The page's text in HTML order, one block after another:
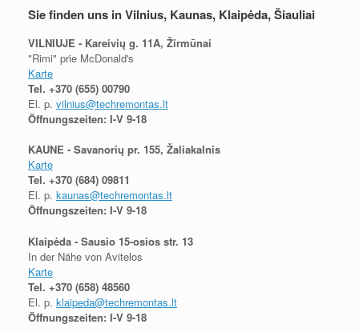
Sie finden uns in Vilnius, Kaunas, Klaipėda, Šiauliai
VILNIUJE - Kareivių g. 11A, Žirmūnai
"Rimi" prie McDonald's
Karte
Tel. +370 (655) 00790
El. p. vilnius@techremontas.lt
Öffnungszeiten: I-V 9-18
KAUNE - Savanorių pr. 155, Žaliakalnis
Karte
Tel. +370 (684) 09811
El. p. kaunas@techremontas.lt
Öffnungszeiten: I-V 9-18
Klaipėda - Sausio 15-osios str. 13
In der Nähe von Avitelos
Karte
Tel. +370 (658) 48560
El. p. klaipeda@techremontas.lt
Öffnungszeiten: I-V 9-18